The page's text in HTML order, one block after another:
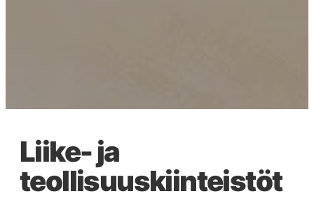
Liike- ja
teollisuuskiinteistöt